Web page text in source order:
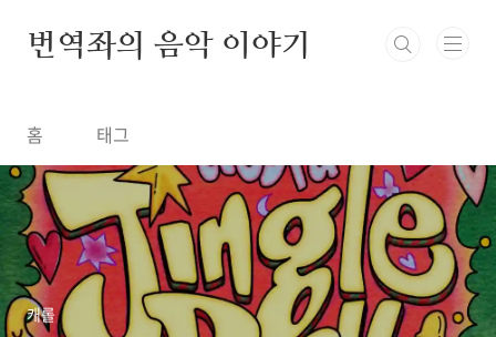
번역좌의 음악 이야기
홈 태그
캐롤